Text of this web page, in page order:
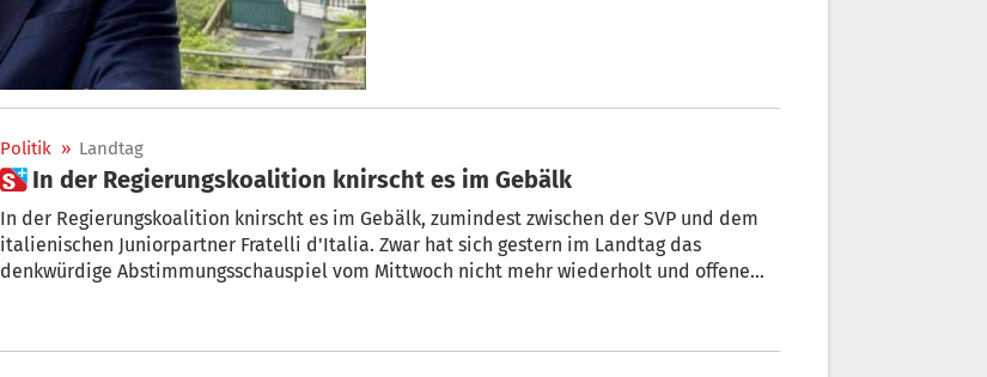
Politik » Landtag
 In der Regierungskoalition knirscht es im Gebälk
In der Regierungskoalition knirscht es im Gebälk, zumindest zwischen der SVP und dem
italienischen Juniorpartner Fratelli d'Italia. Zwar hat sich gestern im Landtag das
denkwürdige Abstimmungsschauspiel vom Mittwoch nicht mehr wiederholt und offene